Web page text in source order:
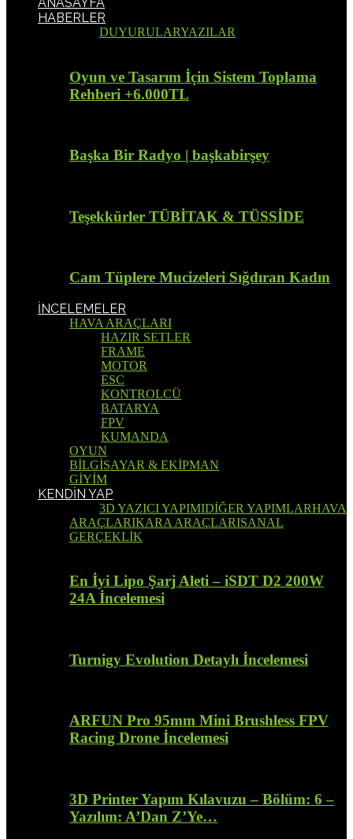
HABERLER
DUYURULARYAZILAR
Oyun ve Tasarım İçin Sistem Toplama
Rehberi +6.000TL
Başka Bir Radyo | başkabirşey
Teşekkürler TÜBİTAK & TÜSSİDE
Cam Tüplere Mucizeleri Sığdıran Kadın
İNCELEMELER
HAVA ARAÇLARI
HAZIR SETLER
FRAME
MOTOR
ESC
KONTROLCÜ
BATARYA
FPV
KUMANDA
OYUN
BİLGİSAYAR & EKİPMAN
GİYİM
KENDİN YAP
3D YAZICI YAPIMIDİĞER YAPIMLARHAVA
ARAÇLARIKARA ARAÇLARISANAL
GERÇEKLİK
En İyi Lipo Şarj Aleti – iSDT D2 200W
24A İncelemesi
Turnigy Evolution Detaylı İncelemesi
ARFUN Pro 95mm Mini Brushless FPV
Racing Drone İncelemesi
3D Printer Yapım Kılavuzu – Bölüm: 6 –
Yazılım: A’Dan Z’Ye…